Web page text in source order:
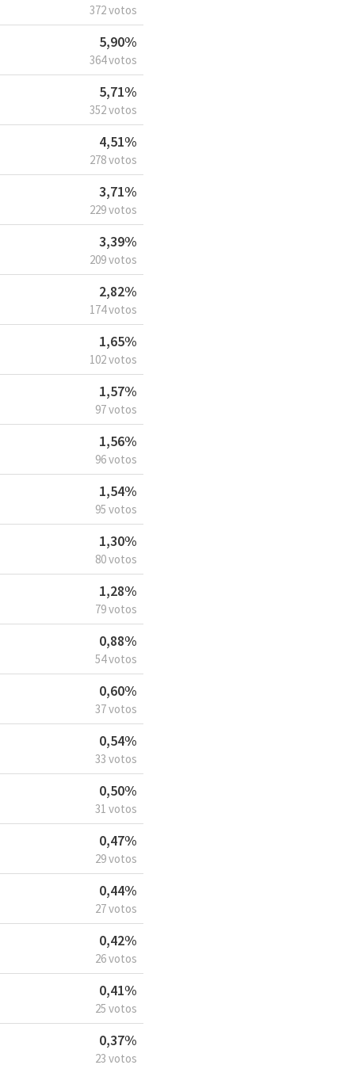
372 votos
5,90%
364 votos
5,71%
352 votos
4,51%
278 votos
3,71%
229 votos
3,39%
209 votos
2,82%
174 votos
1,65%
102 votos
1,57%
97 votos
1,56%
96 votos
1,54%
95 votos
1,30%
80 votos
1,28%
79 votos
0,88%
54 votos
0,60%
37 votos
0,54%
33 votos
0,50%
31 votos
0,47%
29 votos
0,44%
27 votos
0,42%
26 votos
0,41%
25 votos
0,37%
23 votos